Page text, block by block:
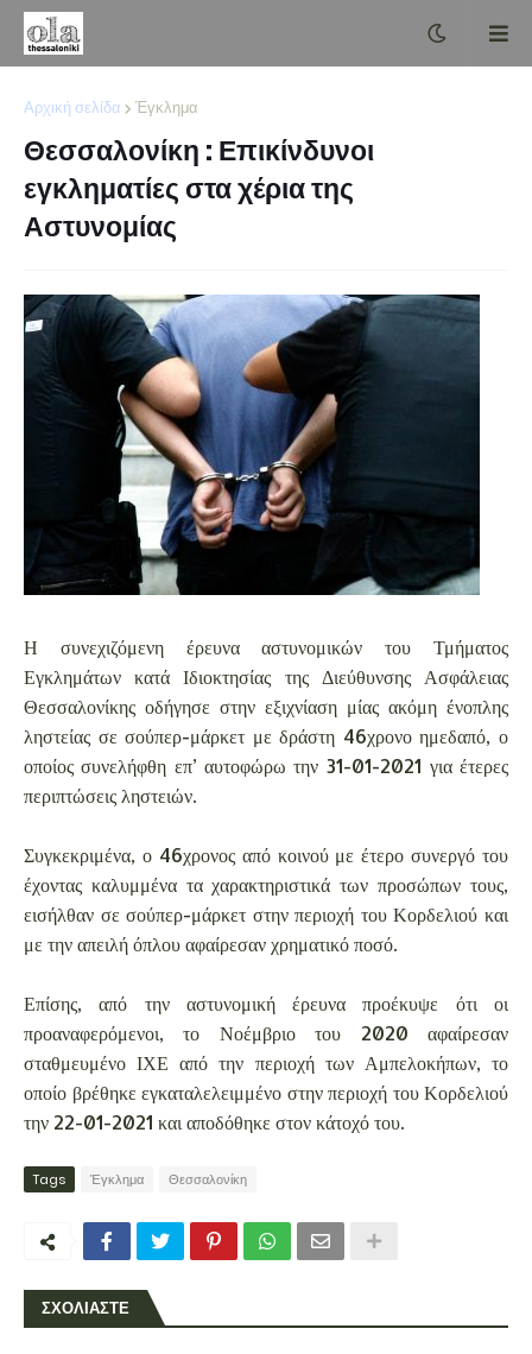
Αρχική σελίδα Έγκλημα
Θεσσαλονίκη : Επικίνδυνοι
εγκληματίες στα χέρια της
Αστυνομίας
Η συνεχιζόμενη έρευνα αστυνομικών του Τμήματος
Εγκλημάτων κατά Ιδιοκτησίας της Διεύθυνσης Ασφάλειας
Θεσσαλονίκης οδήγησε στην εξιχνίαση μίας ακόμη ένοπλης
ληστείας σε σούπερ-μάρκετ με δράστη 46χρονο ημεδαπό, ο
οποίος συνελήφθη επ’ αυτοφώρω την 31-01-2021 για έτερες
περιπτώσεις ληστειών.
Συγκεκριμένα, ο 46χρονος από κοινού με έτερο συνεργό του
έχοντας καλυμμένα τα χαρακτηριστικά των προσώπων τους,
εισήλθαν σε σούπερ-μάρκετ στην περιοχή του Κορδελιού και
με την απειλή όπλου αφαίρεσαν χρηματικό ποσό.
Επίσης, από την αστυνομική έρευνα προέκυψε ότι οι
προαναφερόμενοι, το Νοέμβριο του 2020 αφαίρεσαν
σταθμευμένο ΙΧΕ από την περιοχή των Αμπελοκήπων, το
οποίο βρέθηκε εγκαταλελειμμένο στην περιοχή του Κορδελιού
την 22-01-2021 και αποδόθηκε στον κάτοχό του.
Tags Έγκλημα Θεσσαλονίκη
ΣΧΟΛΙΑΣΤΕ